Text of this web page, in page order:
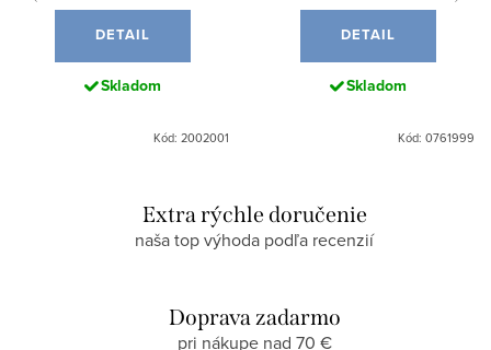
DETAIL
Skladom
Kód: 2002001
DETAIL
Skladom
Kód: 0761999
Extra rýchle doručenie
naša top výhoda podľa recenzií
Doprava zadarmo
pri nákupe nad 70 €